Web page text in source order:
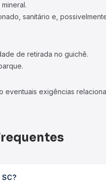
sanitário e,
de retirada no guichê.
exigências